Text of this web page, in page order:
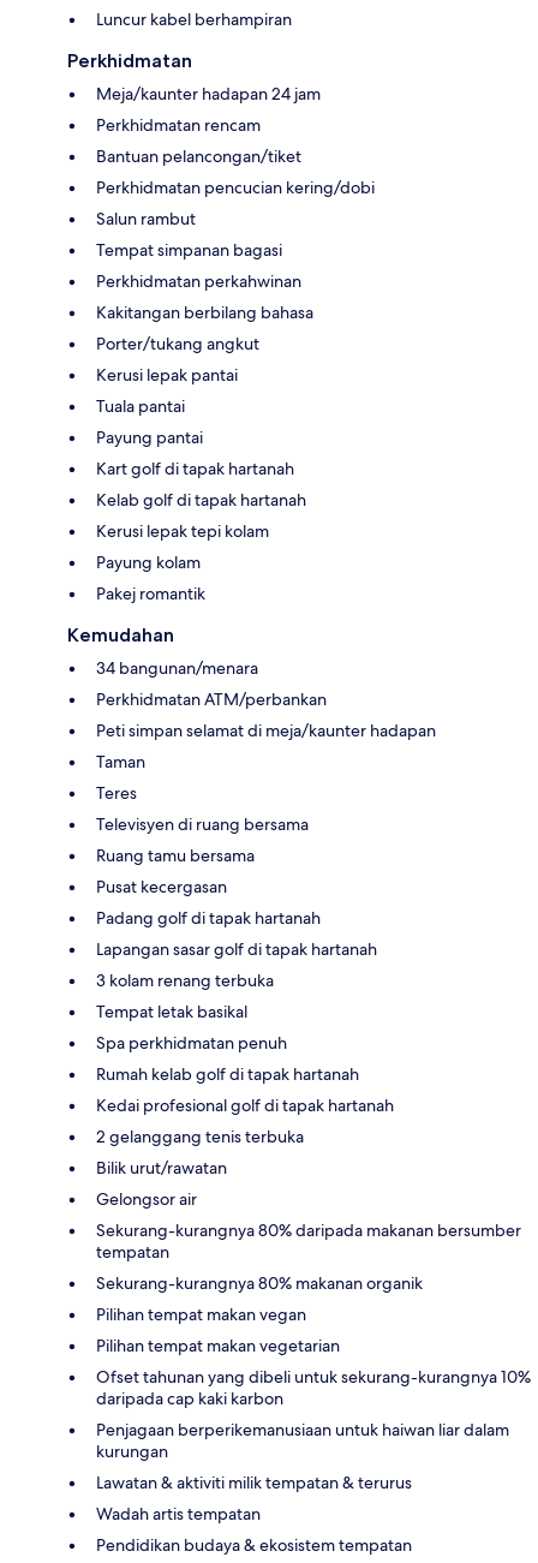
Luncur kabel berhampiran
Perkhidmatan
Meja/kaunter hadapan 24 jam
Perkhidmatan rencam
Bantuan pelancongan/tiket
Perkhidmatan pencucian kering/dobi
Salun rambut
Tempat simpanan bagasi
Perkhidmatan perkahwinan
Kakitangan berbilang bahasa
Porter/tukang angkut
Kerusi lepak pantai
Tuala pantai
Payung pantai
Kart golf di tapak hartanah
Kelab golf di tapak hartanah
Kerusi lepak tepi kolam
Payung kolam
Pakej romantik
Kemudahan
34 bangunan/menara
Perkhidmatan ATM/perbankan
Peti simpan selamat di meja/kaunter hadapan
Taman
Teres
Televisyen di ruang bersama
Ruang tamu bersama
Pusat kecergasan
Padang golf di tapak hartanah
Lapangan sasar golf di tapak hartanah
3 kolam renang terbuka
Tempat letak basikal
Spa perkhidmatan penuh
Rumah kelab golf di tapak hartanah
Kedai profesional golf di tapak hartanah
2 gelanggang tenis terbuka
Bilik urut/rawatan
Gelongsor air
Sekurang-kurangnya 80% daripada makanan bersumber
tempatan
Sekurang-kurangnya 80% makanan organik
Pilihan tempat makan vegan
Pilihan tempat makan vegetarian
Ofset tahunan yang dibeli untuk sekurang-kurangnya 10%
daripada cap kaki karbon
Penjagaan berperikemanusiaan untuk haiwan liar dalam
kurungan
Lawatan & aktiviti milik tempatan & terurus
Wadah artis tempatan
Pendidikan budaya & ekosistem tempatan